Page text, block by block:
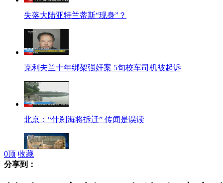
失落大陆亚特兰蒂斯“现身”？
克利夫兰十年绑架强奸案 5旬校车司机被起诉
北京：“什刹海将拆迁” 传闻是误读
广州江南市场查出“山东毒姜”
0顶 收藏
分享到：